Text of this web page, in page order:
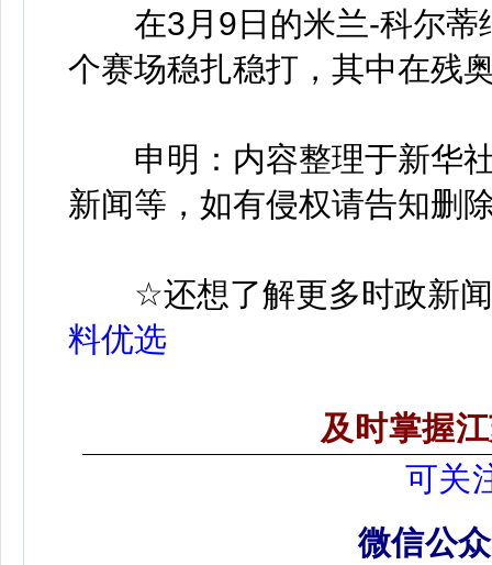
在3月9日的米兰-科尔蒂
个赛场稳扎稳打，其中在残
申明：内容整理于新华社
新闻等，如有侵权请告知删
☆还想了解更多时政新
料优选
及时掌握
可关
微信公